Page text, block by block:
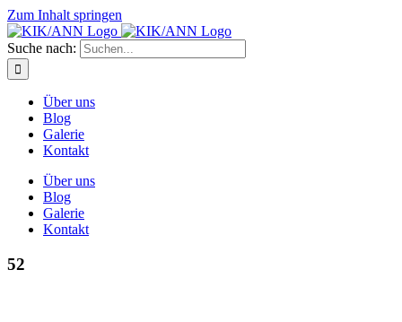
Zum Inhalt springen
Suche nach:
Über uns
Blog
Galerie
Kontakt
Über uns
Blog
Galerie
Kontakt
52